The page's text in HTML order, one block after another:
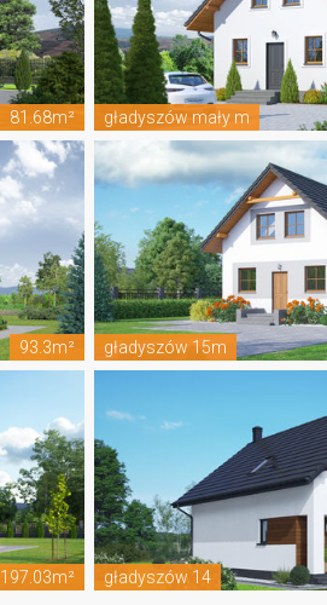
81.68m² gładyszów mały m
93.3m² gładyszów 15m
197.03m² gładyszów 14